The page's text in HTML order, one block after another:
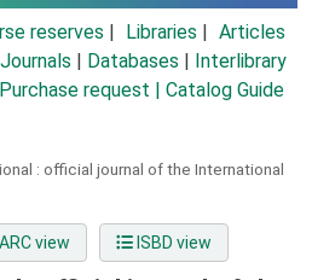
reserves Libraries
Articles
Databases
Interlibrary
Purchase request | Catalog Guide
: official journal of the International
view ISBD view